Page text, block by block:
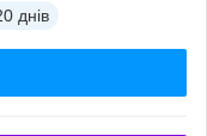
днів